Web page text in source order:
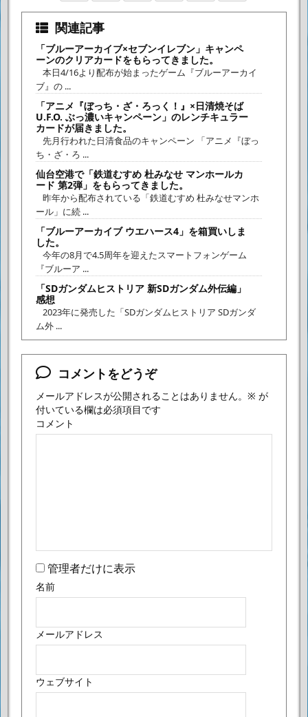
関連記事
「ブルーアーカイブ×セブンイレブン」キャンペ
ーンのクリアカードをもらってきました。
本日4/16より配布が始まったゲーム『ブルーアーカイ
ブ』の ...
「アニメ『ぼっち・ざ・ろっく！』×日清焼そば
U.F.O. ぶっ濃いキャンペーン」のレンチキュラー
カードが届きました。
先月行われた日清食品のキャンペーン 「アニメ『ぼっ
ち・ざ・ろ ...
仙台空港で「鉄道むすめ 杜みなせ マンホールカ
ード 第2弾」をもらってきました。
昨年から配布されている「鉄道むすめ 杜みなせマンホ
ール」に続 ...
「ブルーアーカイブ ウエハース4」を箱買いしま
した。
今年の8月で4.5周年を迎えたスマートフォンゲーム
『ブルーア ...
「SDガンダムヒストリア 新SDガンダム外伝編」
感想
2023年に発売した「SDガンダムヒストリア SDガンダ
ム外 ...
コメントをどうぞ
メールアドレスが公開されることはありません。 ※ が
付いている欄は必須項目です
コメント
管理者だけに表示
名前
メールアドレス
ウェブサイト